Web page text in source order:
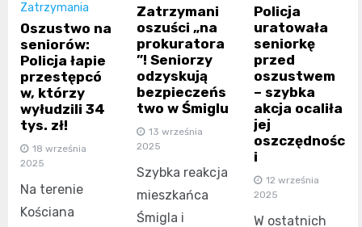
Zatrzymania
Oszustwo na
seniorów:
Policja łapie
przestępcó
w, którzy
wyłudzili 34
tys. zł!
18 września
2025
Na terenie
Kościana
Zatrzymani
oszuści „na
prokuratora
”! Seniorzy
odzyskują
bezpieczeńs
two w Śmiglu
13 września
2025
Szybka reakcja
mieszkańca
Śmigla i
Policja
uratowała
seniorkę
przed
oszustwem
– szybka
akcja ocaliła
jej
oszczędnośc
i
12 września
2025
W ostatnich